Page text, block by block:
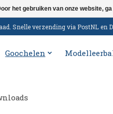
Snelle verzending via PostNL
Goochelen
het gebruiken van onze website,